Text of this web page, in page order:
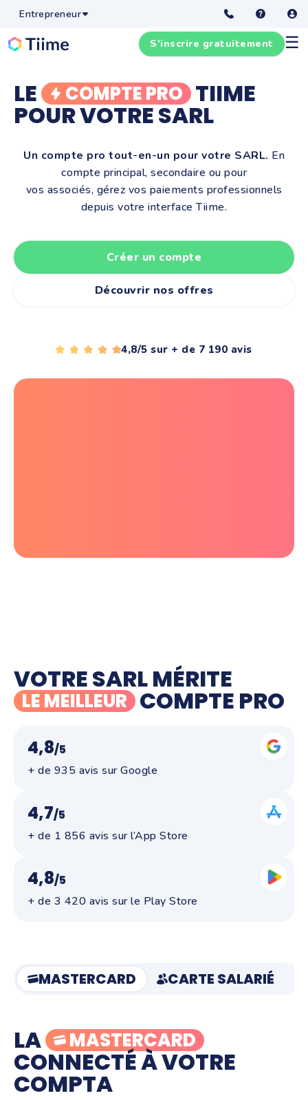
Entrepreneur
☰
S'inscrire gratuitement
LE COMPTE PRO TIIME
POUR VOTRE SARL
Un compte pro tout-en-un pour votre SARL. En
compte principal, secondaire ou pour
vos associés, gérez vos paiements professionnels
depuis votre interface Tiime.
Créer un compte
Découvrir nos offres
4,8/5 sur + de 7 190 avis
VOTRE SARL MÉRITE
LE MEILLEUR COMPTE PRO
4,8/5
+ de 935 avis sur Google
4,7/5
+ de 1 856 avis sur l’App Store
4,8/5
+ de 3 420 avis sur le Play Store
MASTERCARD CARTE SALARIÉ
LA MASTERCARD
CONNECTÉ À VOTRE
COMPTA